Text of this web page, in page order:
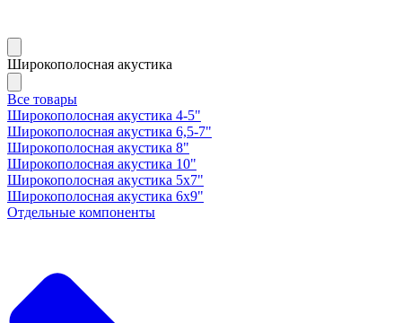
Широкополосная акустика
Все товары
Широкополосная акустика 4-5"
Широкополосная акустика 6,5-7"
Широкополосная акустика 8"
Широкополосная акустика 10"
Широкополосная акустика 5х7"
Широкополосная акустика 6х9"
Отдельные компоненты